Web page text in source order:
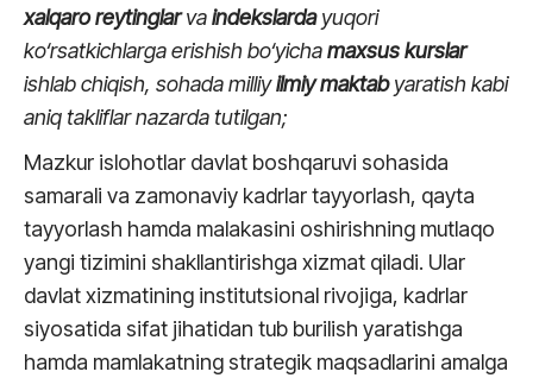
xalqaroreytinglarvaindekslardayuqori
ko‘rsatkichlarga erishish bo‘yichamaxsuskurslar
ishlab chiqish, sohada milliyilmiymaktabyaratish kabi
aniq takliflar nazarda tutilgan;
Mazkur islohotlar davlat boshqaruvi sohasida
samarali va zamonaviy kadrlar tayyorlash, qayta
tayyorlash hamda malakasini oshirishning mutlaqo
yangi tizimini shakllantirishga xizmat qiladi. Ular
davlat xizmatining institutsional rivojiga, kadrlar
siyosatida sifat jihatidan tub burilish yaratishga
hamda mamlakatning strategik maqsadlarini amalga